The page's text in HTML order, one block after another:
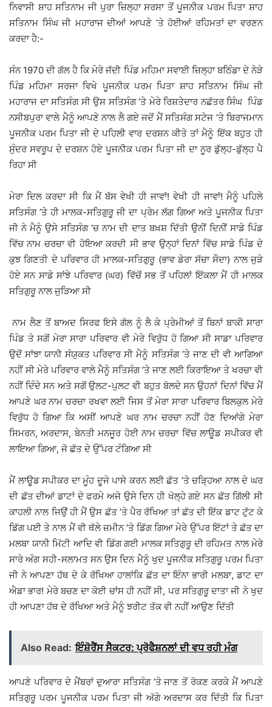
ਨਿਵਾਸੀ ਸ਼ਾਹ ਸਤਿਨਾਮ ਜੀ ਪੁਰਾ ਜ਼ਿਲ੍ਹਾ ਸਰਸਾ ਤੋਂ ਪੂਜਨੀਕ ਪਰਮ ਪਿਤਾ ਸ਼ਾਹ
ਸਤਿਨਾਮ ਸਿੰਘ ਜੀ ਮਹਾਰਾਜ ਦੀਆਂ ਆਪਣੇ ’ਤੇ ਹੋਈਆਂ ਰਹਿਮਤਾਂ ਦਾ ਵਰਣਨ
ਕਰਦਾ ਹੈ:-
ਸੰਨ 1970 ਦੀ ਗੱਲ ਹੈ ਕਿ ਮੇਰੇ ਜੱਦੀ ਪਿੰਡ ਮਹਿਮਾ ਸਵਾਈ ਜ਼ਿਲ੍ਹਾ ਬਠਿੰਡਾ ਦੇ ਨੇੜੇ
ਪਿੰਡ ਮਹਿਮਾ ਸਰਜਾ ਵਿਖੇ ਪੂਜਨੀਕ ਪਰਮ ਪਿਤਾ ਸ਼ਾਹ ਸਤਿਨਾਮ ਸਿੰਘ ਜੀ
ਮਹਾਰਾਜ ਦਾ ਸਤਿਸੰਗ ਸੀ ਉਸ ਸਤਿਸੰਗ ’ਤੇ ਮੇਰੇ ਰਿਸ਼ਤੇਦਾਰ ਨਛੱਤਰ ਸਿੰਘ ਪਿੰਡ
ਨਸੀਬਪੁਰਾ ਵਾਲੇ ਮੈਨੂੰ ਆਪਣੇ ਨਾਲ ਲੈ ਗਏ ਜਦੋਂ ਮੈਂ ਸਤਿਸੰਗ ਸਟੇਜ ’ਤੇ ਬਿਰਾਜਮਾਨ
ਪੂਜਨੀਕ ਪਰਮ ਪਿਤਾ ਜੀ ਦੇ ਪਹਿਲੀ ਵਾਰ ਦਰਸ਼ਨ ਕੀਤੇ ਤਾਂ ਮੈਨੂੰ ਇੱਕ ਬਹੁਤ ਹੀ
ਸੁੰਦਰ ਸਵਰੂਪ ਦੇ ਦਰਸ਼ਨ ਹੋਏ ਪੂਜਨੀਕ ਪਰਮ ਪਿਤਾ ਜੀ ਦਾ ਨੂਰ ਡੁੱਲ੍ਹ-ਡੁੱਲ੍ਹ ਪੈ
ਰਿਹਾ ਸੀ
ਮੇਰਾ ਦਿਲ ਕਰਦਾ ਸੀ ਕਿ ਮੈਂ ਬੱਸ ਵੇਖੀ ਹੀ ਜਾਵਾਂ! ਵੇਖੀ ਹੀ ਜਾਵਾਂ! ਮੈਨੂੰ ਪਹਿਲੇ
ਸਤਿਸੰਗ ’ਤੇ ਹੀ ਮਾਲਕ-ਸਤਿਗੁਰੂ ਜੀ ਦਾ ਪ੍ਰੇਮ ਲੱਗ ਗਿਆ ਅਤੇ ਪੂਜਨੀਕ ਪਿਤਾ
ਜੀ ਨੇ ਮੈਨੂੰ ਉਸੇ ਸਤਿਸੰਗ ’ਚ ਨਾਮ ਦੀ ਦਾਤ ਬਖ਼ਸ਼ ਦਿੱਤੀ ਉਨੀਂ ਦਿਨੀਂ ਸਾਡੇ ਪਿੰਡ
ਵਿੱਚ ਨਾਮ ਚਰਚਾ ਵੀ ਹੋਇਆ ਕਰਦੀ ਸੀ ਭਾਵ ਉਨ੍ਹਾਂ ਦਿਨਾਂ ਵਿੱਚ ਸਾਡੇ ਪਿੰਡ ਦੇ
ਕੁਝ ਗਿਣਤੀ ਦੇ ਪਰਿਵਾਰ ਹੀ ਮਾਲਕ-ਸਤਿਗੁਰੂ (ਭਾਵ ਡੇਰਾ ਸੱਚਾ ਸੌਦਾ) ਨਾਲ ਜੁੜੇ
ਹੋਏ ਸਨ ਸਾਡੇ ਸਾਂਝੇ ਪਰਿਵਾਰ (ਘਰ) ਵਿੱਚੋਂ ਸਭ ਤੋਂ ਪਹਿਲਾਂ ਇੱਕਲਾ ਮੈਂ ਹੀ ਮਾਲਕ
ਸਤਿਗੁਰੂ ਨਾਲ ਜੁੜਿਆ ਸੀ
ਨਾਮ ਲੈਣ ਤੋਂ ਬਾਅਦ ਸਿਰਫ ਇਸੇ ਗੱਲ ਨੂੰ ਲੈ ਕੇ ਪ੍ਰੇਮੀਆਂ ਤੋਂ ਬਿਨਾਂ ਬਾਕੀ ਸਾਰਾ
ਪਿੰਡ ਤੇ ਸਗੋਂ ਮੇਰਾ ਸਾਰਾ ਪਰਿਵਾਰ ਵੀ ਮੇਰੇ ਵਿਰੁੱਧ ਹੋ ਗਿਆ ਸੀ ਸਾਡਾ ਪਰਿਵਾਰ
ਉਦੋਂ ਸਾਂਝਾ ਯਾਨੀ ਸੰਯੁਕਤ ਪਰਿਵਾਰ ਸੀ ਮੈਨੂੰ ਸਤਿਸੰਗ ’ਤੇ ਜਾਣ ਦੀ ਵੀ ਆਗਿਆ
ਨਹੀਂ ਸੀ ਮੇਰੇ ਪਰਿਵਾਰ ਵਾਲੇ ਮੈਨੂੰ ਸਤਿਸੰਗ ’ਤੇ ਜਾਣ ਲਈ ਕਿਰਾਇਆ ਤੇ ਖਰਚਾ ਵੀ
ਨਹੀਂ ਦਿੰਦੇ ਸਨ ਅਤੇ ਸਗੋਂ ਉਲਟ-ਪੁਲਟ ਵੀ ਬਹੁਤ ਬੋਲਦੇ ਸਨ ਉਹਨਾਂ ਦਿਨਾਂ ਵਿੱਚ ਮੈਂ
ਆਪਣੇ ਘਰ ਨਾਮ ਚਰਚਾ ਰਖਵਾ ਲਈ ਜਿਸ ਤੋਂ ਮੇਰਾ ਸਾਰਾ ਪਰਿਵਾਰ ਬਿਲਕੁਲ ਮੇਰੇ
ਵਿਰੁੱਧ ਹੋ ਗਿਆ ਕਿ ਅਸੀਂ ਆਪਣੇ ਘਰ ਨਾਮ ਚਰਚਾ ਨਹੀਂ ਹੋਣ ਦਿਆਂਗੇ ਮੇਰਾ
ਸਿਮਰਨ, ਅਰਦਾਸ, ਬੇਨਤੀ ਮਨਜੂਰ ਹੋਈ ਨਾਮ ਚਰਚਾ ਵਿੱਚ ਲਾਊਡ ਸਪੀਕਰ ਵੀ
ਲਾਇਆ ਗਿਆ, ਜੋ ਛੱਤ ਦੇ ਉੱਪਰ ਟੰਗਿਆ ਸੀ
ਮੈਂ ਲਾਊਡ ਸਪੀਕਰ ਦਾ ਮੂੰਹ ਦੂਜੇ ਪਾਸੇ ਕਰਨ ਲਈ ਛੱਤ ’ਤੇ ਚੜਿ੍ਹਆ ਨਾਲ ਦੇ ਘਰ
ਦੀ ਛੱਤ ਦੀਆਂ ਡਾਟਾਂ ਦੇ ਫਰਮੇ ਅਜੇ ਉਸੇ ਦਿਨ ਹੀ ਖੋਲ੍ਹੇ ਗਏ ਸਨ ਛੱਤ ਗਿੱਲੀ ਸੀ
ਕਾਹਲੀ ਨਾਲ ਜਿਉਂ ਹੀ ਮੈਂ ਉਸ ਛੱਤ ’ਤੇ ਪੈਰ ਰੱਖਿਆ ਤਾਂ ਛੱਤ ਦੀ ਇੱਕ ਡਾਟ ਟੁੱਟ ਕੇ
ਡਿੱਗ ਪਈ ਤੇ ਨਾਲ ਮੈਂ ਵੀ ਥੱਲੇ ਜ਼ਮੀਨ ’ਤੇ ਡਿੱਗ ਗਿਆ ਮੇਰੇ ਉੱਪਰ ਇੱਟਾਂ ਤੇ ਛੱਤ ਦਾ
ਮਲਬਾ ਯਾਨੀ ਮਿੱਟੀ ਆਦਿ ਵੀ ਡਿੱਗ ਗਈ ਮਾਲਕ ਸਤਿਗੁਰੂ ਦੀ ਰਹਿਮਤ ਨਾਲ ਮੇਰੇ
ਸਾਰੇ ਅੰਗ ਸਹੀ-ਸਲਾਮਤ ਸਨ ਉਸ ਦਿਨ ਮੈਨੂੰ ਖੁਦ ਪੂਜਨੀਕ ਸਤਿਗੁਰੂ ਪਰਮ ਪਿਤਾ
ਜੀ ਨੇ ਆਪਣਾ ਹੱਥ ਦੇ ਕੇ ਰੱਖਿਆ ਹਾਲਾਂਕਿ ਛੱਤ ਦਾ ਇੰਨਾ ਭਾਰੀ ਮਲਬਾ, ਡਾਟ ਦਾ
ਐਡਾ ਭਾਰ! ਮੇਰੇ ਬਚਣ ਦਾ ਕੋਈ ਚਾਂਸ ਹੀ ਨਹੀਂ ਸੀ, ਪਰ ਸਤਿਗੁਰੂ ਦਾਤਾ ਜੀ ਨੇ ਖੁਦ
ਹੀ ਆਪਣਾ ਹੱਥ ਦੇ ਰੱਖਿਆ ਅਤੇ ਮੈਨੂੰ ਝਰੀਟ ਤੱਕ ਵੀ ਨਹੀਂ ਆਉਣ ਦਿੱਤੀ
Also Read: ਇੰਸ਼ੋਰੈਂਸ ਸੈਕਟਰ: ਪ੍ਰੋਫੈਸ਼ਨਲਾਂ ਦੀ ਵਧ ਰਹੀ ਮੰਗ
ਆਪਣੇ ਪਰਿਵਾਰ ਦੇ ਮੈਂਬਰਾਂ ਦੁਆਰਾ ਸਤਿਸੰਗ ’ਤੇ ਜਾਣ ਤੋਂ ਰੋਕਣ ਕਰਕੇ ਮੈਂ ਆਪਣੇ
ਸਤਿਗੁਰੂ ਪਰਮ ਪੂਜਨੀਕ ਪਰਮ ਪਿਤਾ ਜੀ ਅੱਗੇ ਅਰਦਾਸ ਕਰ ਦਿੱਤੀ ਕਿ ਪਿਤਾ